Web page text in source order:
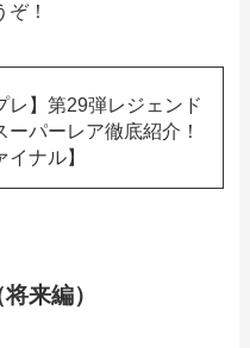
！
レ】第29弾レジェンド
ーパーレア徹底紹介！
イナル】
来編）